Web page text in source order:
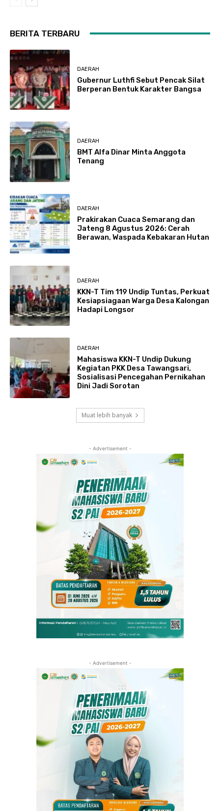
BERITA TERBARU
DAERAH
Gubernur Luthfi Sebut Pencak Silat
Berperan Bentuk Karakter Bangsa
DAERAH
BMT Alfa Dinar Minta Anggota
Tenang
DAERAH
Prakirakan Cuaca Semarang dan
Jateng 8 Agustus 2026: Cerah
Berawan, Waspada Kebakaran Hutan
DAERAH
KKN-T Tim 119 Undip Tuntas, Perkuat
Kesiapsiagaan Warga Desa Kalongan
Hadapi Longsor
DAERAH
Mahasiswa KKN-T Undip Dukung
Kegiatan PKK Desa Tawangsari,
Sosialisasi Pencegahan Pernikahan
Dini Jadi Sorotan
Muat lebih banyak
- Advertisement -
- Advertisement -